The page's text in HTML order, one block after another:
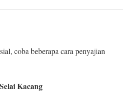
coba beberapa cara penyajian
Kacang